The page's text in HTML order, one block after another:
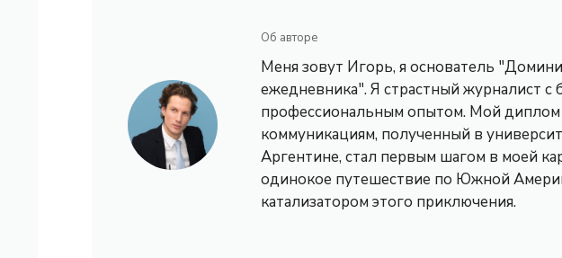
Об авторе
Меня зовут Игорь, я основатель
ежедневника". Я страстный журналист с
профессиональным опытом. Мой диплом
коммуникациям, полученный в
Аргентине, стал первым шагом в моей
одинокое путешествие по Южной
катализатором этого приключения.